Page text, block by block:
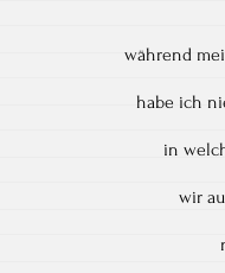
während
habe ich
in
wir